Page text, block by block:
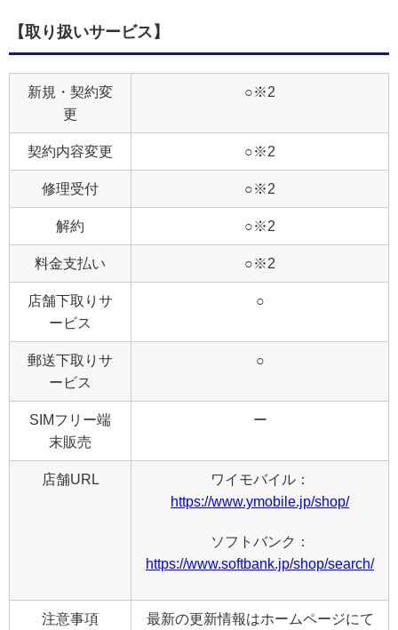
【取り扱いサービス】
新規・契約変
更
○※2
契約内容変更 ○※2
修理受付 ○※2
解約 ○※2
料金支払い ○※2
店舗下取りサ
ービス
○
郵送下取りサ
ービス
○
SIMフリー端
末販売
ー
店舗URL
ワイモバイル：
https://www.ymobile.jp/shop/
ソフトバンク：
https://www.softbank.jp/shop/search/
注意事項 最新の更新情報はホームページにて